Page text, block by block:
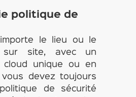
politique de
le lieu ou le
site, avec un
cloud unique ou en
vous devez toujours
de sécurité